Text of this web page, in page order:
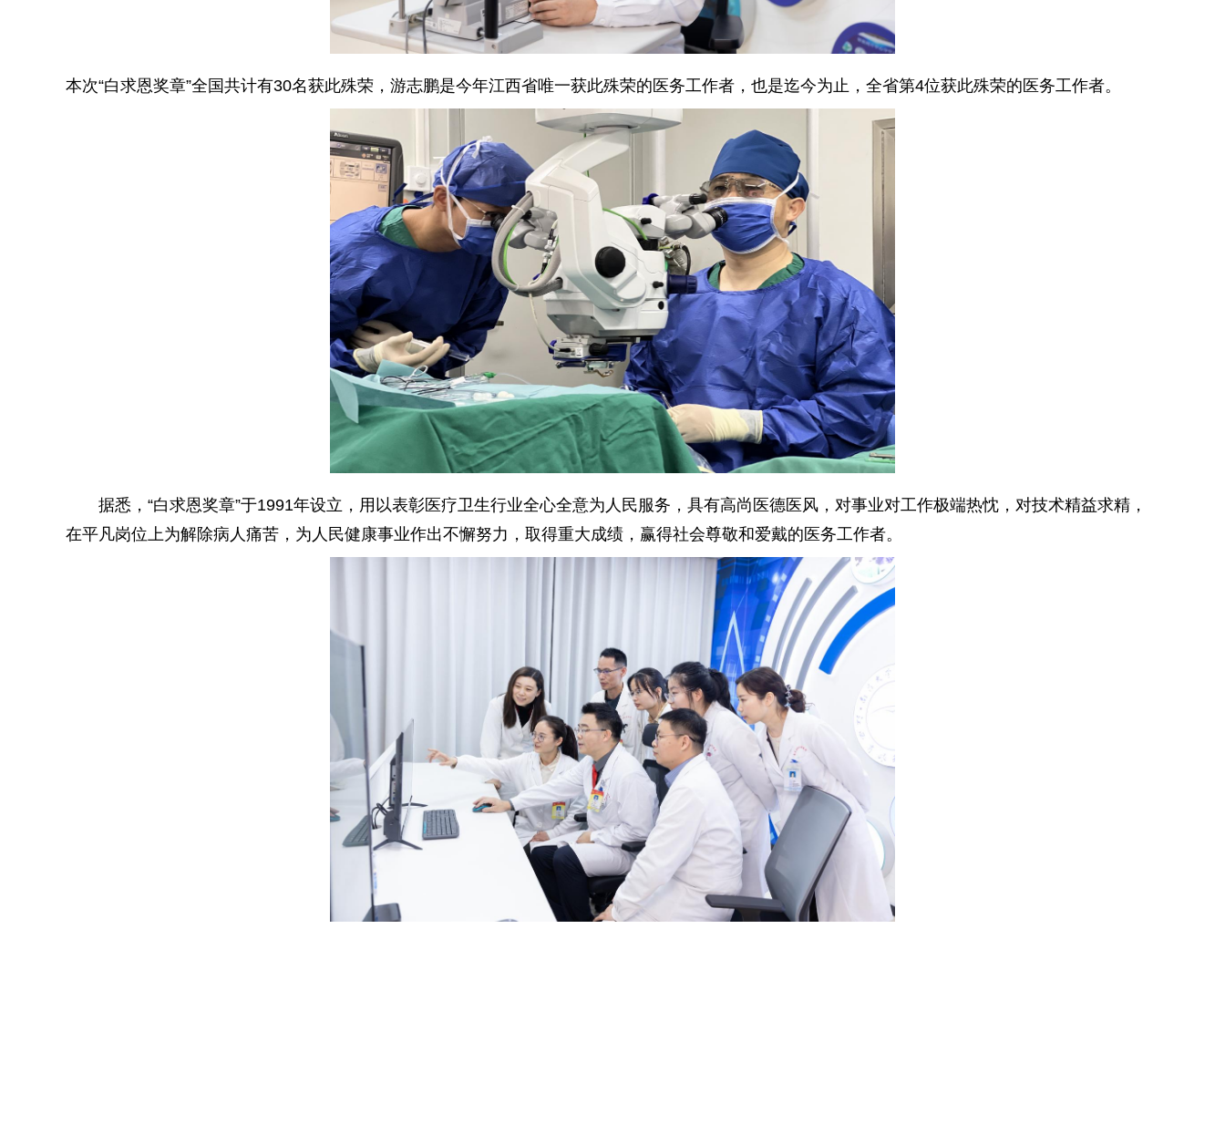
本次“白求恩奖章”全国共计有30名获此殊荣，游志鹏是今年江西省唯一获此殊荣的医务工作者，也是迄今为止，全省第4位获此殊荣的医务工作者。
据悉，“白求恩奖章”于1991年设立，用以表彰医疗卫生行业全心全意为人民服务，具有高尚医德医风，对事业对工作极端热忱，对技术精益求精，
在平凡岗位上为解除病人痛苦，为人民健康事业作出不懈努力，取得重大成绩，赢得社会尊敬和爱戴的医务工作者。